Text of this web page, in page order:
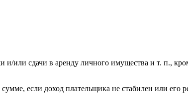
и/или сдачи в аренду личного имущества и т. п.,
если доход плательщика не стабилен или его